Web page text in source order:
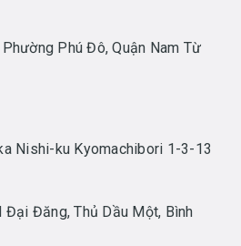
Phú Đô, Quận Nam Từ
Nishi-ku Kyomachibori 1-3-13
Đại Đăng, Thủ Dầu Một, Bình